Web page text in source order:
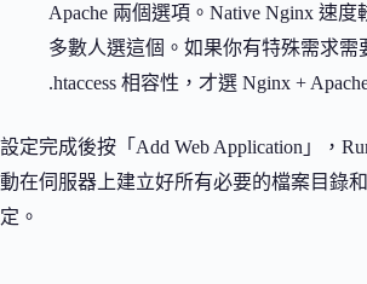
Apache 兩個選項。Native Nginx 速度
多數人選這個。如果你有特殊需求需
.htaccess 相容性，才選 Nginx +
設定完成後按「Add Web Application」，
動在伺服器上建立好所有必要的檔案目錄
定。